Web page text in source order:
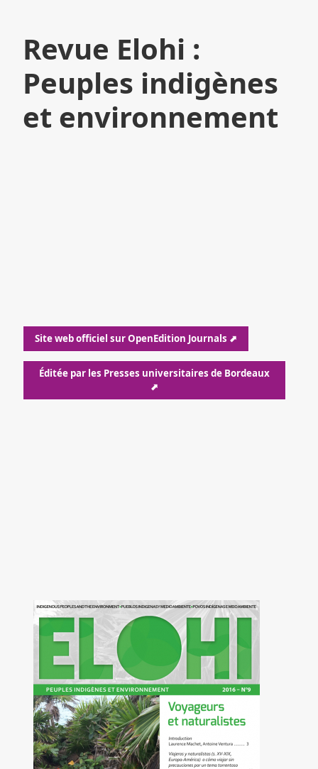
Revue Elohi :
Peuples indigènes
et environnement
Site web officiel sur OpenEdition Journals ⬈
Éditée par les Presses universitaires de Bordeaux
⬈